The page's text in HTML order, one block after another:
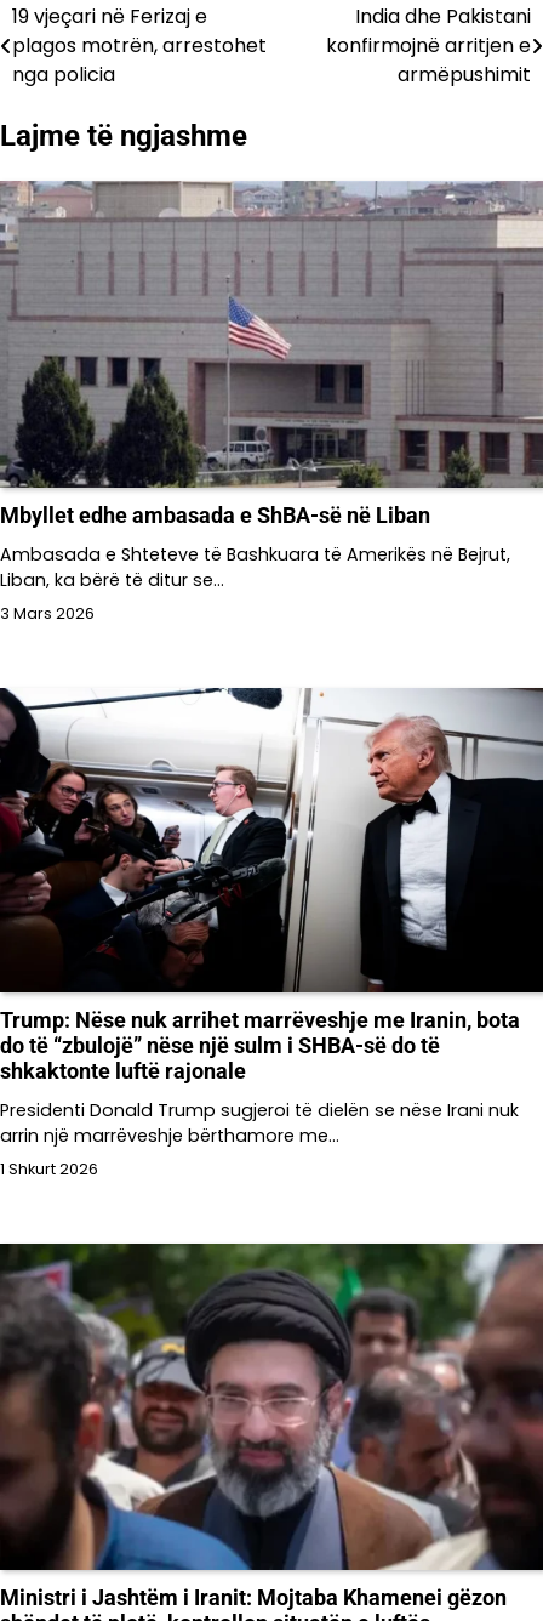
Lëvizje
te
19 vjeçari në Ferizaj e
plagos motrën, arrestohet
nga policia
India dhe Pakistani
konfirmojnë arritjen e
armëpushimit
Lajme të ngjashme
Mbyllet edhe ambasada e ShBA-së në Liban
Ambasada e Shteteve të Bashkuara të Amerikës në Bejrut,
Liban, ka bërë të ditur se…
3 Mars 2026
Trump: Nëse nuk arrihet marrëveshje me Iranin, bota
do të “zbulojë” nëse një sulm i SHBA-së do të
shkaktonte luftë rajonale
Presidenti Donald Trump sugjeroi të dielën se nëse Irani nuk
arrin një marrëveshje bërthamore me…
1 Shkurt 2026
Ministri i Jashtëm i Iranit: Mojtaba Khamenei gëzon